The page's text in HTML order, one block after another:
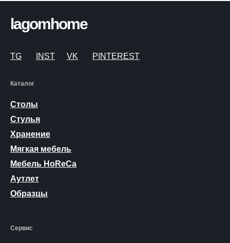
lagomhome
Каталог
Столы
Стулья
Хранение
Мягкая мебель
Мебель HoReCa
Аутлет
Образцы
Сервис
TG INST VK PINTEREST